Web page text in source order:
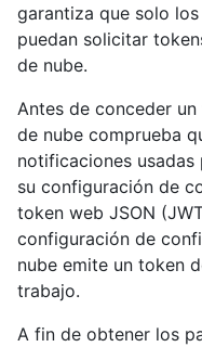
garantiza que solo
puedan solicitar
de nube.
Antes de conceder
de nube comprueba
notificaciones
su configuración de
token web JSON
configuración de
nube emite un token
trabajo.
A fin de obtener los